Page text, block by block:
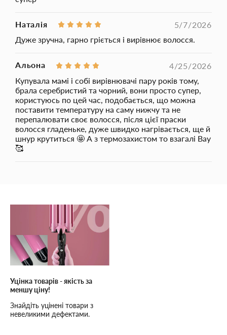
Наталія
5/7/2026
Дуже зручна, гарно гріється і вирівнює волосся.
Альона
4/25/2026
Купувала мамі і собі вирівнювачі пару років тому,
брала серебристий та чорний, вони просто супер,
користуюсь по цей час, подобається, що можна
поставити температуру на саму нижчу та не
перепалювати своє волосся, після цієї праски
волосся гладеньке, дуже швидко нагрівається, ще й
шнур крутиться 🤩 А з термозахистом то взагалі Вау
🥰
Уцінка товарів - якість за
меншу ціну!
Знайдіть уцінені товари з
невеликими дефектами.